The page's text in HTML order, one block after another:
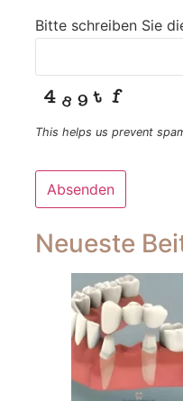
Bitte schreiben Sie
This helps us prevent
Absenden
Feld
sollte
ausgefüllt
werden
Neueste